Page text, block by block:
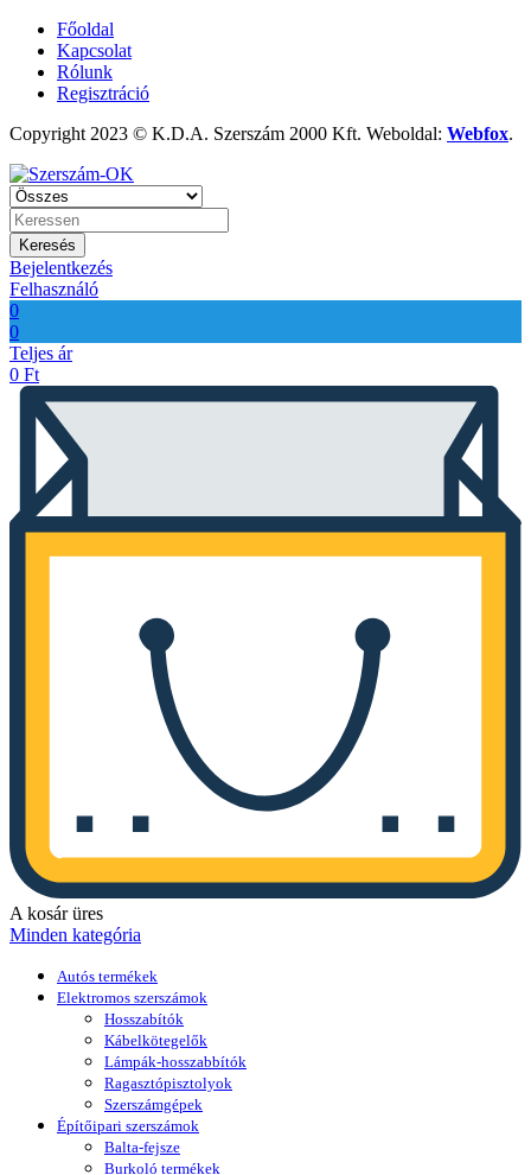
Főoldal
Kapcsolat
Rólunk
Regisztráció
Copyright 2023 © K.D.A. Szerszám 2000 Kft. Weboldal: Webfox.
Keresés
Bejelentkezés
Felhasználó
0
0
Teljes ár
0 Ft
A kosár üres
Minden kategória
Autós termékek
Elektromos szerszámok
Hosszabítók
Kábelkötegelők
Lámpák-hosszabbítók
Ragasztópisztolyok
Szerszámgépek
Építőipari szerszámok
Balta-fejsze
Burkoló termékek